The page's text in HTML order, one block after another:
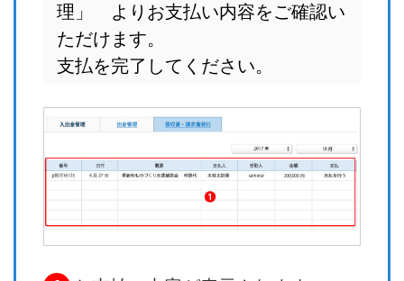
理」 よりお支払い内容をご確認い
ただけます。
支払を完了してください。